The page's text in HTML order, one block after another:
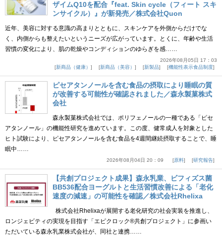
ザイムQ10を配合『feat. Skin cycle（フィート スキ
ンサイクル）』が新発売／株式会社Quon
近年、美容に対する意識の高まりとともに、スキンケアを外側からだけでな
く、内側からも整えたいというニーズが広がっています。とくに、年齢や生活
習慣の変化により、肌の乾燥やコンディションのゆらぎを感……
2026年08月05日 17：03
新商品（健康）
新商品（美容） 新製品 機能性表示食品制度
ピセアタンノールを含む食品の摂取により睡眠の質
が改善する可能性が確認されました／森永製菓株式
会社
森永製菓株式会社では、ポリフェノールの一種である「ピセ
アタンノール」の機能性研究を進めています。この度、健常成人を対象とした
ヒト試験により、ピセアタンノールを含む食品を4週間継続摂取することで、睡
眠中……
2026年08月04日 20：09 原料 研究報告
【共創プロジェクト成果】森永乳業、ビフィズス菌
BB536配合ヨーグルトと生活習慣改善による「老化
速度の減速」の可能性を確認／株式会社Rhelixa
株式会社Rhelixaが展開する老化研究の社会実装を推進し、
ロンジェビティの実現を目指す「エピクロック®共創プロジェクト」に参画い
ただいている森永乳業株式会社が、同社と連携……